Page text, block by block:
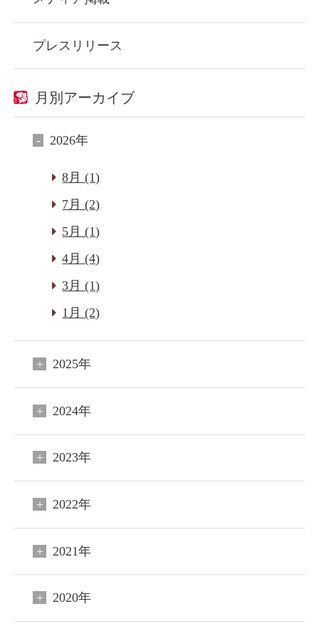
プレスリリース
月別アーカイブ
2026年
8月 (1)
7月 (2)
5月 (1)
4月 (4)
3月 (1)
1月 (2)
2025年
2024年
2023年
2022年
2021年
2020年